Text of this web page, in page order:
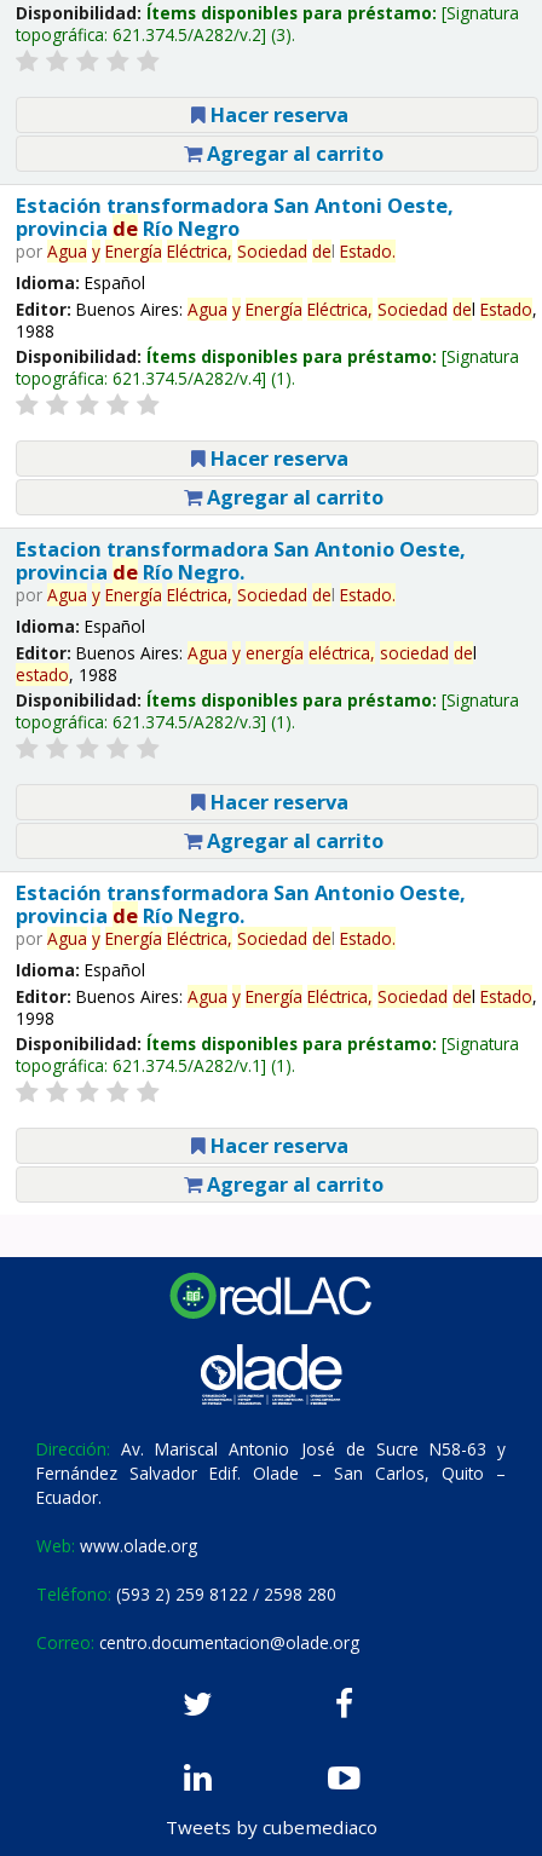
Disponibilidad: Ítems disponibles para préstamo: Signatura
topográfica: 621.374.5/A282/v.2 (3).
Hacer reserva
Agregar al carrito
Estación transformadora San Antoni Oeste,
provincia deRío Negro
por Agua y Energía Eléctrica, Sociedad del Estado.
Idioma: Español
Editor: Buenos Aires: Agua y Energía Eléctrica, Sociedad del Estado,
1988
Disponibilidad: Ítems disponibles para préstamo: Signatura
topográfica: 621.374.5/A282/v.4 (1).
Hacer reserva
Agregar al carrito
Estacion transformadora San Antonio Oeste,
provincia deRío Negro.
por Agua y Energía Eléctrica, Sociedad del Estado.
Idioma: Español
Editor: Buenos Aires: Agua y energía eléctrica, sociedad del
estado, 1988
Disponibilidad: Ítems disponibles para préstamo: Signatura
topográfica: 621.374.5/A282/v.3 (1).
Hacer reserva
Agregar al carrito
Estación transformadora San Antonio Oeste,
provincia deRío Negro.
por Agua y Energía Eléctrica, Sociedad del Estado.
Idioma: Español
Editor: Buenos Aires: Agua y Energía Eléctrica, Sociedad del Estado,
1998
Disponibilidad: Ítems disponibles para préstamo: Signatura
topográfica: 621.374.5/A282/v.1 (1).
Hacer reserva
Agregar al carrito
Dirección: Av. Mariscal Antonio José de Sucre N58-63 y
Fernández Salvador Edif. Olade – San Carlos, Quito –
Ecuador.
Web: www.olade.org
Teléfono: (593 2) 259 8122 / 2598 280
Correo: centro.documentacion@olade.org
Tweets by cubemediaco